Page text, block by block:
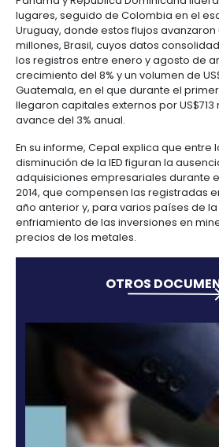
Cacao
y
derivados
Forestal
Frutas
y
verduras
Hidrógeno
verde
y
ciencias
Cosméticos
y
cuidado
Farmacéutica
Infraestructura
Agua
y
Infraestructura
social
Manufacturas
Manufacturas
Aeronáutica
Astilleros
Automotriz
Materiales
construcción
Tecnología
y
Tecnología
y
creatividad
Centros
servicios
compartidos
Data
Otros
sectores
Otros
Agroquímicos
Infraestructura
en
turismo
Régimen
corporativo
3.
Cumplimiento
y
corporativo
4.
Derecho
laboral
y
migratorio
Relaciones
estado
de
oportunidades
Inversionista
Empresario
colombiano
de
servicios
Recursos
de
información
Mapa
de
proyectos
por
región
Oportunidades
Regional
La Comisión Económica para
(Cepal), informó que
10% con inversiones foráneas
millones al cierre del primer
las entradas de capital
Latina y El Caribe
periodo, con respecto al año
Panamá y República
lugares, seguido de
Uruguay, donde estos flujos
millones, Brasil, cuyos datos
los registros entre enero y
crecimiento del 8% y un
llegaron capitales externos
En su informe, Cepal explica
disminución de la IED figuran
adquisiciones empresariales
2014, que compensen las
año anterior y, para varios
enfriamiento de las